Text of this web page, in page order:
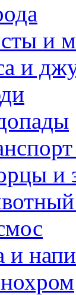
и
и
и
и